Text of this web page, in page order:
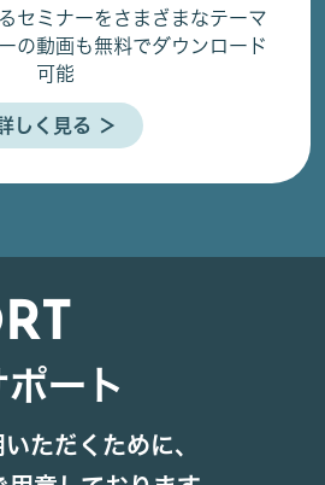
セミナーをさまざまなテーマ
の動画も無料でダウンロード
可能
しく見る ＞
ート
ただくために、